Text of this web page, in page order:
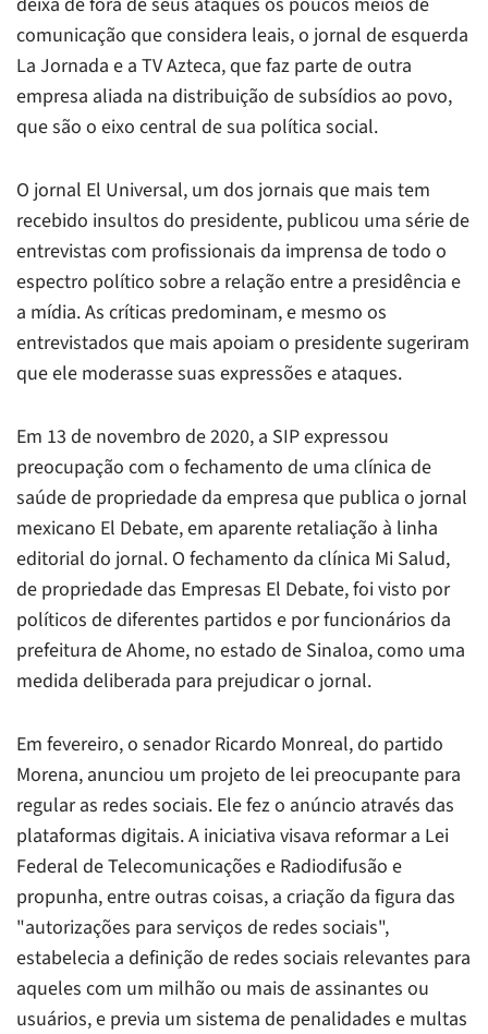
comunicação que considera leais, o jornal de esquerda
La Jornada e a TV Azteca, que faz parte de outra
empresa aliada na distribuição de subsídios ao povo,
que são o eixo central de sua política social.
O jornal El Universal, um dos jornais que mais tem
recebido insultos do presidente, publicou uma série de
entrevistas com profissionais da imprensa de todo o
espectro político sobre a relação entre a presidência e
a mídia. As críticas predominam, e mesmo os
entrevistados que mais apoiam o presidente sugeriram
que ele moderasse suas expressões e ataques.
Em 13 de novembro de 2020, a SIP expressou
preocupação com o fechamento de uma clínica de
saúde de propriedade da empresa que publica o jornal
mexicano El Debate, em aparente retaliação à linha
editorial do jornal. O fechamento da clínica Mi Salud,
de propriedade das Empresas El Debate, foi visto por
políticos de diferentes partidos e por funcionários da
prefeitura de Ahome, no estado de Sinaloa, como uma
medida deliberada para prejudicar o jornal.
Em fevereiro, o senador Ricardo Monreal, do partido
Morena, anunciou um projeto de lei preocupante para
regular as redes sociais. Ele fez o anúncio através das
plataformas digitais. A iniciativa visava reformar a Lei
Federal de Telecomunicações e Radiodifusão e
propunha, entre outras coisas, a criação da figura das
"autorizações para serviços de redes sociais",
estabelecia a definição de redes sociais relevantes para
aqueles com um milhão ou mais de assinantes ou
usuários, e previa um sistema de penalidades e multas